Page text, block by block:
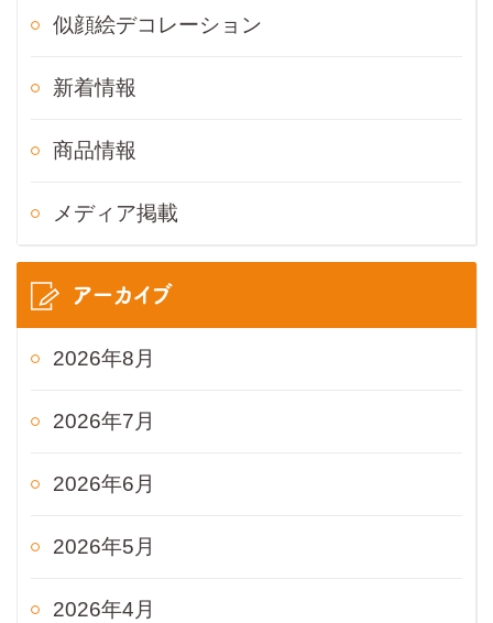
似顔絵デコレーション
新着情報
商品情報
メディア掲載
アーカイブ
2026年8月
2026年7月
2026年6月
2026年5月
2026年4月